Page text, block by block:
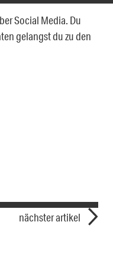
Social Media. Du
gelangst du zu den
nächster artikel